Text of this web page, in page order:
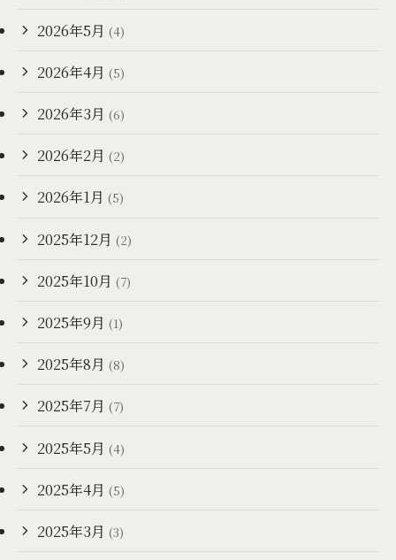
2026年5月 (4)
2026年4月 (5)
2026年3月 (6)
2026年2月 (2)
2026年1月 (5)
2025年12月 (2)
2025年10月 (7)
2025年9月 (1)
2025年8月 (8)
2025年7月 (7)
2025年5月 (4)
2025年4月 (5)
2025年3月 (3)